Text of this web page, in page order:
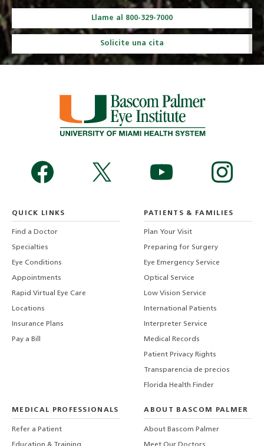
Llame al 800-329-7000
Solicite una cita
QUICK LINKS
Find a Doctor
Specialties
Eye Conditions
Appointments
Rapid Virtual Eye Care
Locations
Insurance Plans
Pay a Bill
PATIENTS & FAMILIES
Plan Your Visit
Preparing for Surgery
Eye Emergency Service
Optical Service
Low Vision Service
International Patients
Interpreter Service
Medical Records
Patient Privacy Rights
Transparencia de precios
Florida Health Finder
MEDICAL PROFESSIONALS
Refer a Patient
ABOUT BASCOM PALMER
About Bascom Palmer